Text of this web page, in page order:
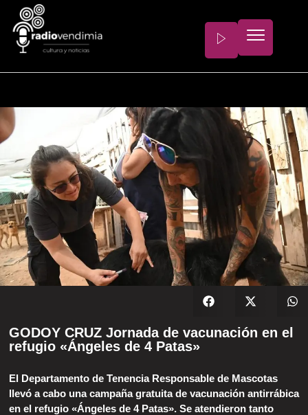
GODOY CRUZ Jornada de vacunación en el
refugio «Ángeles de 4 Patas»
El Departamento de Tenencia Responsable de Mascotas
llevó a cabo una campaña gratuita de vacunación antirrábica
en el refugio «Ángeles de 4 Patas». Se atendieron tanto